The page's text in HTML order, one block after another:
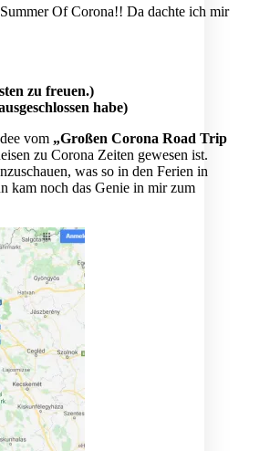
Of Corona!! Da dachte ich mir
zu freuen.)
habe)
vom „Großen Corona Road Trip
zu Corona Zeiten gewesen ist.
was so in den Ferien in
kam noch das Genie in mir zum